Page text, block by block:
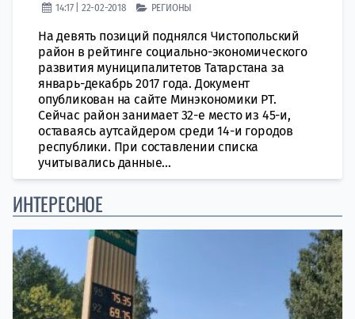
14:17 | 22-02-2018 РЕГИОНЫ
На девять позиций поднялся Чистопольский
район в рейтинге социально-экономического
развития муниципалитетов Татарстана за
январь-декабрь 2017 года. Документ
опубликован на сайте Минэкономики РТ.
Сейчас район занимает 32-е место из 45-и,
оставаясь аутсайдером среди 14-и городов
республики. При составлении списка
учитывались данные...
ИНТЕРЕСНОЕ